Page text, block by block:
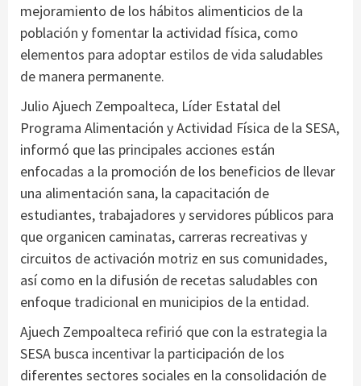
mejoramiento de los hábitos alimenticios de la
población y fomentar la actividad física, como
elementos para adoptar estilos de vida saludables
de manera permanente.
Julio Ajuech Zempoalteca, Líder Estatal del
Programa Alimentación y Actividad Física de la SESA,
informó que las principales acciones están
enfocadas a la promoción de los beneficios de llevar
una alimentación sana, la capacitación de
estudiantes, trabajadores y servidores públicos para
que organicen caminatas, carreras recreativas y
circuitos de activación motriz en sus comunidades,
así como en la difusión de recetas saludables con
enfoque tradicional en municipios de la entidad.
Ajuech Zempoalteca refirió que con la estrategia la
SESA busca incentivar la participación de los
diferentes sectores sociales en la consolidación de